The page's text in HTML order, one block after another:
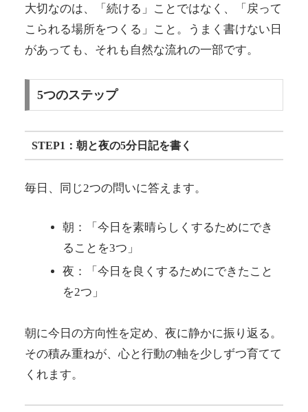
大切なのは、「続ける」ことではなく、「戻って
こられる場所をつくる」こと。うまく書けない日
があっても、それも自然な流れの一部です。
5つのステップ
STEP1：朝と夜の5分日記を書く
毎日、同じ2つの問いに答えます。
朝：「今日を素晴らしくするためにでき
ることを3つ」
夜：「今日を良くするためにできたこと
を2つ」
朝に今日の方向性を定め、夜に静かに振り返る。
その積み重ねが、心と行動の軸を少しずつ育てて
くれます。